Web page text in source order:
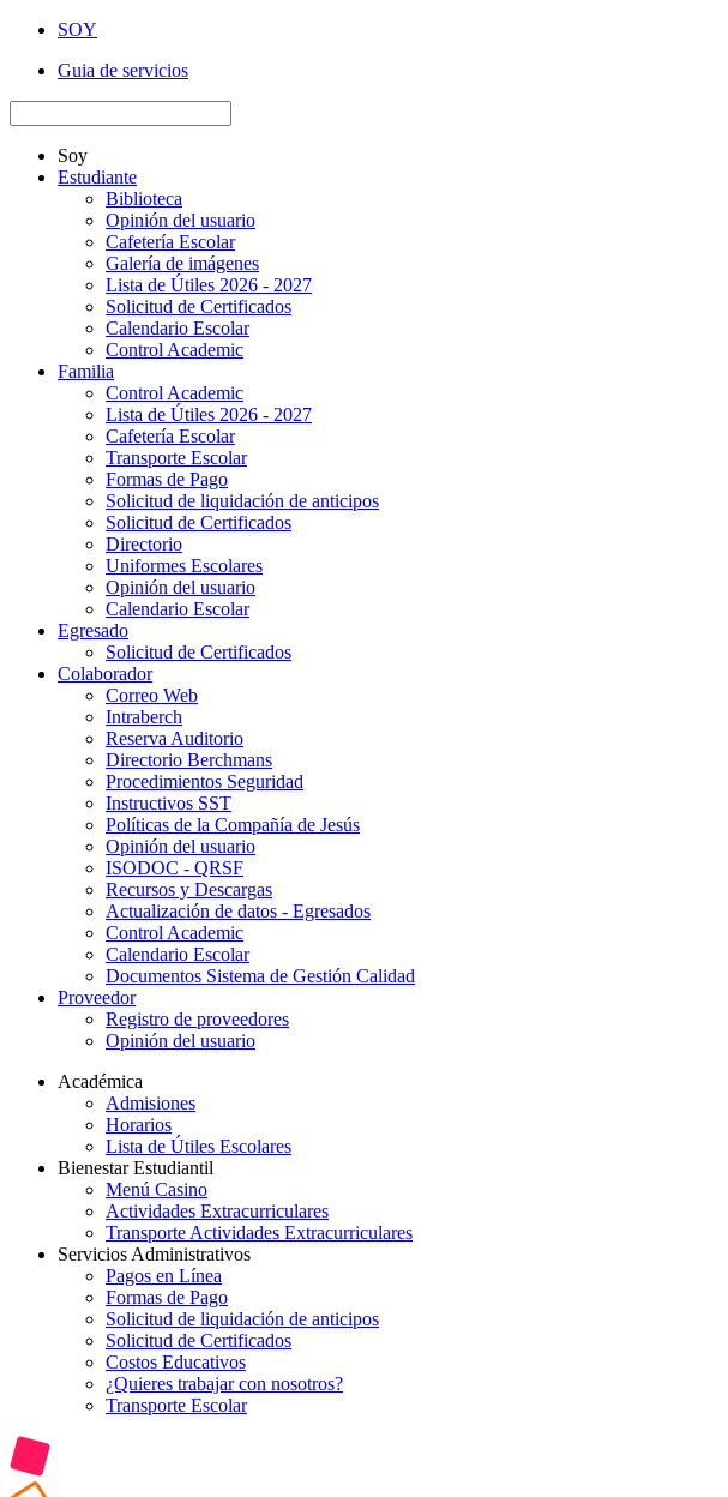
SOY
Guia de servicios
Soy
Estudiante
Biblioteca
Opinión del usuario
Cafetería Escolar
Galería de imágenes
Lista de Útiles 2026 - 2027
Solicitud de Certificados
Calendario Escolar
Control Academic
Familia
Control Academic
Lista de Útiles 2026 - 2027
Cafetería Escolar
Transporte Escolar
Formas de Pago
Solicitud de liquidación de anticipos
Solicitud de Certificados
Directorio
Uniformes Escolares
Opinión del usuario
Calendario Escolar
Egresado
Solicitud de Certificados
Colaborador
Correo Web
Intraberch
Reserva Auditorio
Directorio Berchmans
Procedimientos Seguridad
Instructivos SST
Políticas de la Compañía de Jesús
Opinión del usuario
ISODOC - QRSF
Recursos y Descargas
Actualización de datos - Egresados
Control Academic
Calendario Escolar
Documentos Sistema de Gestión Calidad
Proveedor
Registro de proveedores
Opinión del usuario
Académica
Admisiones
Horarios
Lista de Útiles Escolares
Bienestar Estudiantil
Menú Casino
Actividades Extracurriculares
Transporte Actividades Extracurriculares
Servicios Administrativos
Pagos en Línea
Formas de Pago
Solicitud de liquidación de anticipos
Solicitud de Certificados
Costos Educativos
¿Quieres trabajar con nosotros?
Transporte Escolar